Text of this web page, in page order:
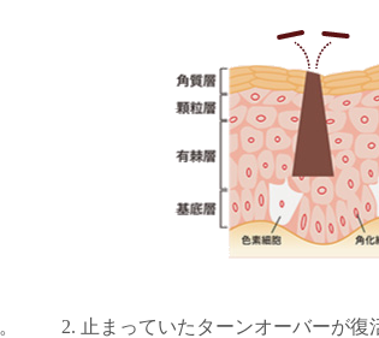
2. 止まっていたターンオーバーが復